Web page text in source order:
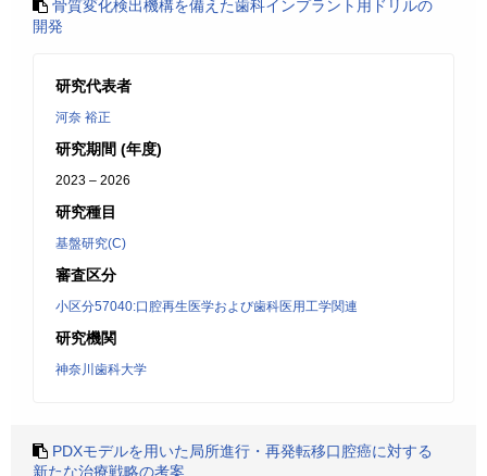
骨質変化検出機構を備えた歯科インプラント用ドリルの
開発
研究代表者
河奈 裕正
研究期間 (年度)
2023 – 2026
研究種目
基盤研究(C)
審査区分
小区分57040:口腔再生医学および歯科医用工学関連
研究機関
神奈川歯科大学
PDXモデルを用いた局所進行・再発転移口腔癌に対する
新たな治療戦略の考案